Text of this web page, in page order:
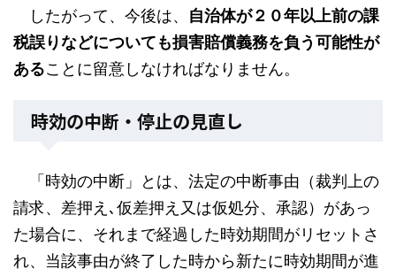
したがって、今後は、 自治体が２０年以上前の課
税誤りなどについても損害賠償義務を負う可能性が
あることに留意しなければなりません。
時効の中断・停止の見直し
「時効の中断」とは、法定の中断事由（裁判上の
請求、差押え､仮差押え又は仮処分、承認）があっ
た場合に、それまで経過した時効期間がリセットさ
れ、当該事由が終了した時から新たに時効期間が進